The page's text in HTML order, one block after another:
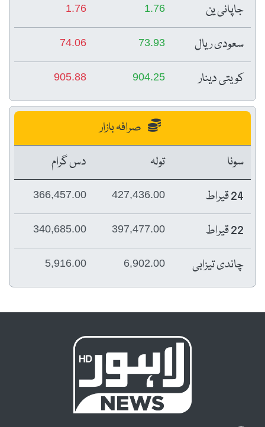
جاپانی ین 1.76
1.76
سعودی ریال 73.93
74.06
کویتی دینار 904.25
905.88
صرافہ بازار
سونا
تولہ
دس گرام
24 قیراط
427,436.00
366,457.00
22 قیراط 397,477.00
340,685.00
چاندی تیزابی 6,902.00
5,916.00